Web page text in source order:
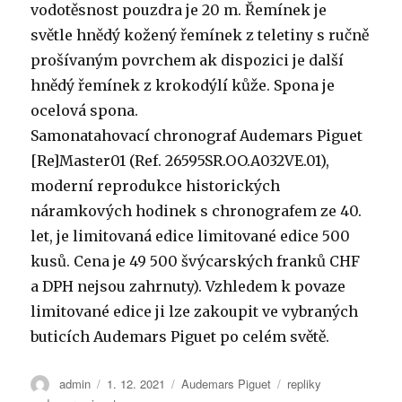
vodotěsnost pouzdra je 20 m. Řemínek je
světle hnědý kožený řemínek z teletiny s ručně
prošívaným povrchem ak dispozici je další
hnědý řemínek z krokodýlí kůže. Spona je
ocelová spona.
Samonatahovací chronograf Audemars Piguet
[Re]Master01 (Ref. 26595SR.OO.A032VE.01),
moderní reprodukce historických
náramkových hodinek s chronografem ze 40.
let, je limitovaná edice limitované edice 500
kusů. Cena je 49 500 švýcarských franků CHF
a DPH nejsou zahrnuty). Vzhledem k povaze
limitované edice ji lze zakoupit ve vybraných
buticích Audemars Piguet po celém světě.
Autor:
admin Publikováno:
1. 12. 2021 Rubriky:
Audemars Piguet Štítky:
repliky